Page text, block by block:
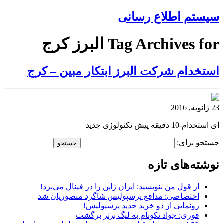
سیستم اطلاع رسانی
Tag Archives for البرز کرج
استخدام شرکت البرز ابتکار مبین – کرج
23 ژانویه, 2016
ای استخدام-10 دقیقه پیش تکنولوژی جدید
جستجو برای:
نوشته‌های تازه
از قول من بنویسید: ایران ژاپن را در فینال می‌برد!
اختصاصی: مدافع پرسپولیس شاگرد منصوریان شد
رونمایی از دو خرید جدید پرسپولیس!
فوری: جواد نکونام به لیگ برتر برگشت